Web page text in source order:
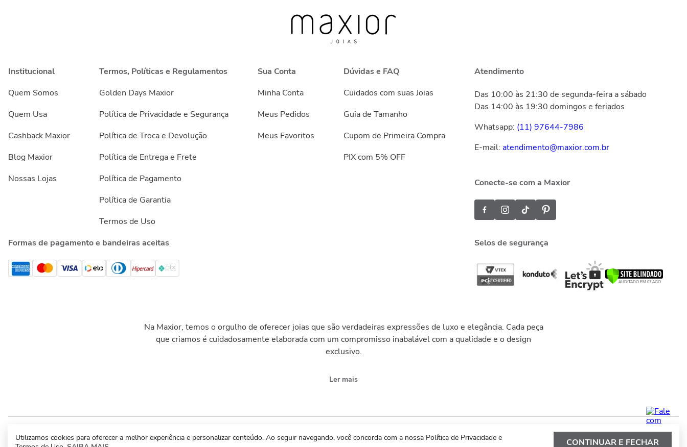
Institucional
Quem Somos
Quem Usa
Cashback Maxior
Blog Maxior
Nossas Lojas
Termos, Políticas e Regulamentos
Golden Days Maxior
Política de Privacidade e Segurança
Política de Troca e Devolução
Política de Entrega e Frete
Política de Pagamento
Política de Garantia
Termos de Uso
Sua Conta
Minha Conta
Meus Pedidos
Meus Favoritos
Dúvidas e FAQ
Cuidados com suas Joias
Guia de Tamanho
Cupom de Primeira Compra
PIX com 5% OFF
Atendimento
Das 10:00 às 21:30 de segunda-feira a sábado
Das 14:00 às 19:30 domingos e feriados
Whatsapp: (11) 97644-7986
E-mail: atendimento@maxior.com.br
Conecte-se com a Maxior
Formas de pagamento e bandeiras aceitas Selos de segurança
Na Maxior, temos o orgulho de oferecer joias que são verdadeiras expressões de luxo e elegância. Cada peça
que criamos é cuidadosamente elaborada com um compromisso inabalável com a qualidade e o design
exclusivo.
Ler mais
Powered by Development Evoluted
Utilizamos cookies para oferecer a melhor experiência e personalizar conteúdo. Ao seguir navegando, você concorda com a nossa Política de Privacidade e
CONTINUAR E FECHAR